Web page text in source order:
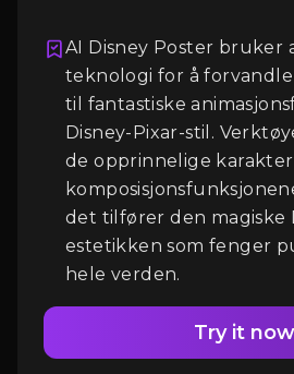
AI Disney Poster bruker
teknologi for å
til fantastiske
Disney-Pixar-stil.
de opprinnelige
det tilfører den magiske
estetikken som fenger
hele verden.
Try it now
Logg Inn